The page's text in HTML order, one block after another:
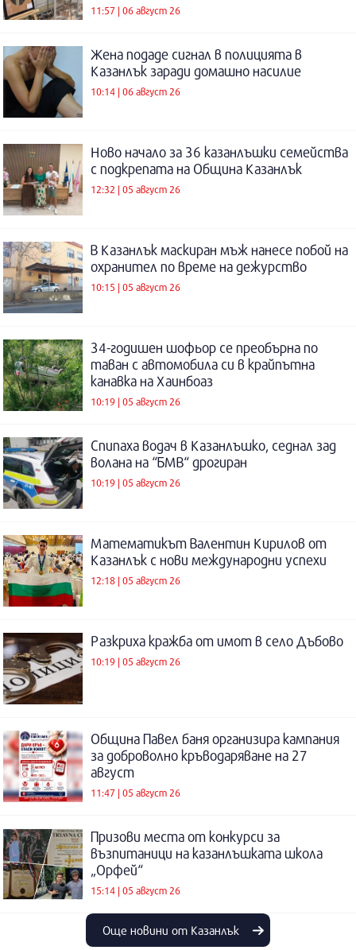
11:57 | 06 август 26
Жена подаде сигнал в полицията в
Казанлък заради домашно насилие
10:14 | 06 август 26
Ново начало за 36 казанлъшки семейства
с подкрепата на Община Казанлък
12:32 | 05 август 26
В Казанлък маскиран мъж нанесе побой на
охранител по време на дежурство
10:15 | 05 август 26
34-годишен шофьор се преобърна по
таван с автомобила си в крайпътна
канавка на Хаинбоаз
10:19 | 05 август 26
Спипаха водач в Казанлъшко, седнал зад
волана на “БМВ“ дрогиран
10:19 | 05 август 26
Математикът Валентин Кирилов от
Казанлък с нови международни успехи
12:18 | 05 август 26
Разкриха кражба от имот в село Дъбово
10:19 | 05 август 26
Община Павел баня организира кампания
за доброволно кръводаряване на 27
август
11:47 | 05 август 26
Призови места от конкурси за
възпитаници на казанлъшката школа
„Орфей“
15:14 | 05 август 26
Още новини от Казанлък